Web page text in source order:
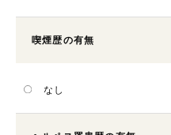
喫煙歴の有無
なし